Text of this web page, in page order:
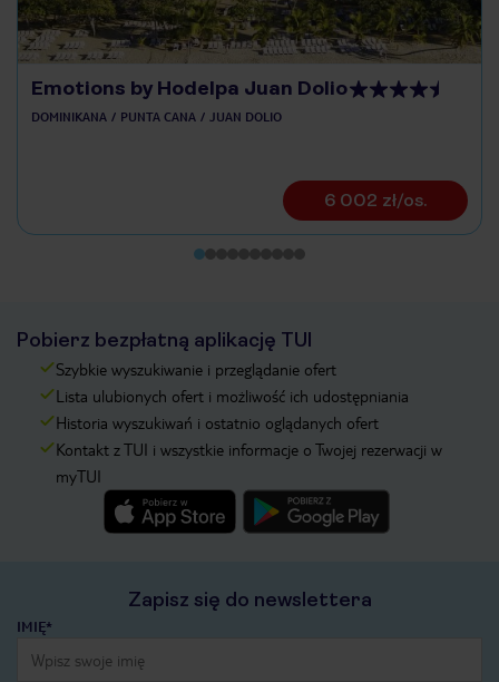
Emotions by Hodelpa Juan Dolio
DOMINIKANA PUNTA CANA JUAN DOLIO
6 002 zł/os.
Pobierz bezpłatną aplikację TUI
Szybkie wyszukiwanie i przeglądanie ofert
Lista ulubionych ofert i możliwość ich udostępniania
Historia wyszukiwań i ostatnio oglądanych ofert
Kontakt z TUI i wszystkie informacje o Twojej rezerwacji w
myTUI
Zapisz się do newslettera
IMIĘ*